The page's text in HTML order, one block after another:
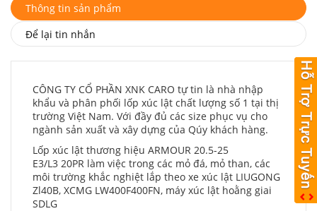
Thông tin sản phẩm
Để lại tin nhắn
CÔNG TY CỔ PHẦN XNK CARO tự tin là nhà nhập
khẩu và phân phối lốp xúc lật chất lượng số 1 tại thị
trường Việt Nam. Với đầy đủ các size phục vụ cho
ngành sản xuất và xây dựng của Qúy khách hàng.
Lốp xúc lật thương hiệu ARMOUR 20.5-25
E3/L3 20PR làm việc trong các mỏ đá, mỏ than, các
môi trường khắc nghiệt lắp theo xe xúc lật LIUGONG
Zl40B, XCMG LW400F400FN, máy xúc lật hoằng giai
SDLG